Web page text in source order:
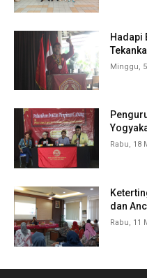
Hadapi
Minggu,
Rabu, 18
dan
Rabu, 11